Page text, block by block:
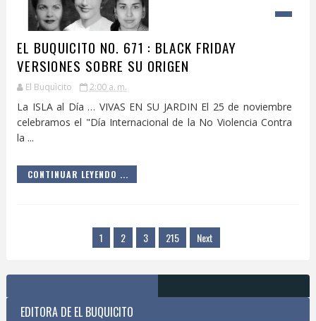
EL BUQUICITO NO. 671 : BLACK FRIDAY
VERSIONES SOBRE SU ORIGEN
El Buquìcito 2:00 a. m.
La ISLA al Día … VIVAS EN SU JARDIN El 25 de noviembre
celebramos el "Día Internacional de la No Violencia Contra
la ...
CONTINUAR LEYENDO ...
1 2 3 215 Next
EDITORA DE EL BUQUICITO